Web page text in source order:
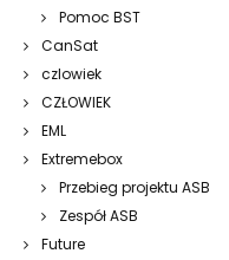
Pomoc BST
CanSat
czlowiek
CZŁOWIEK
EML
Extremebox
Przebieg projektu ASB
Zespół ASB
Future